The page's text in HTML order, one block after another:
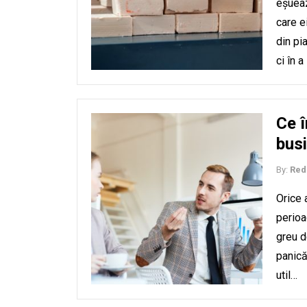
care
din
ci în
Ce
By:
Orice
greu
util…